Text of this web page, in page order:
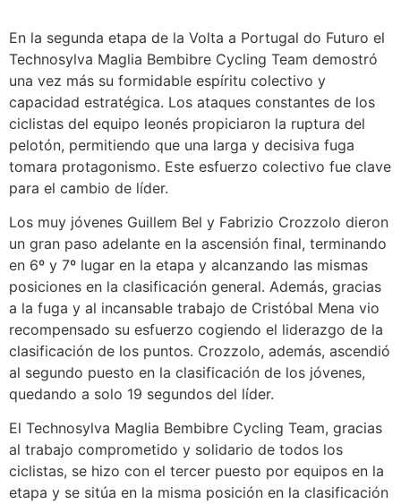
En la segunda etapa de la Volta a Portugal do Futuro el
Technosylva Maglia Bembibre Cycling Team demostró
una vez más su formidable espíritu colectivo y
capacidad estratégica. Los ataques constantes de los
ciclistas del equipo leonés propiciaron la ruptura del
pelotón, permitiendo que una larga y decisiva fuga
tomara protagonismo. Este esfuerzo colectivo fue clave
para el cambio de líder.
Los muy jóvenes Guillem Bel y Fabrizio Crozzolo dieron
un gran paso adelante en la ascensión final, terminando
en 6º y 7º lugar en la etapa y alcanzando las mismas
posiciones en la clasificación general. Además, gracias
a la fuga y al incansable trabajo de Cristóbal Mena vio
recompensado su esfuerzo cogiendo el liderazgo de la
clasificación de los puntos. Crozzolo, además, ascendió
al segundo puesto en la clasificación de los jóvenes,
quedando a solo 19 segundos del líder.
El Technosylva Maglia Bembibre Cycling Team, gracias
al trabajo comprometido y solidario de todos los
ciclistas, se hizo con el tercer puesto por equipos en la
etapa y se sitúa en la misma posición en la clasificación